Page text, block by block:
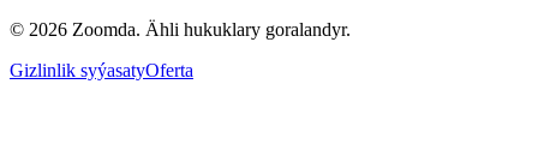
© 2026 Zoomda. Ähli hukuklary goralandyr.
Gizlinlik syýasatyOferta